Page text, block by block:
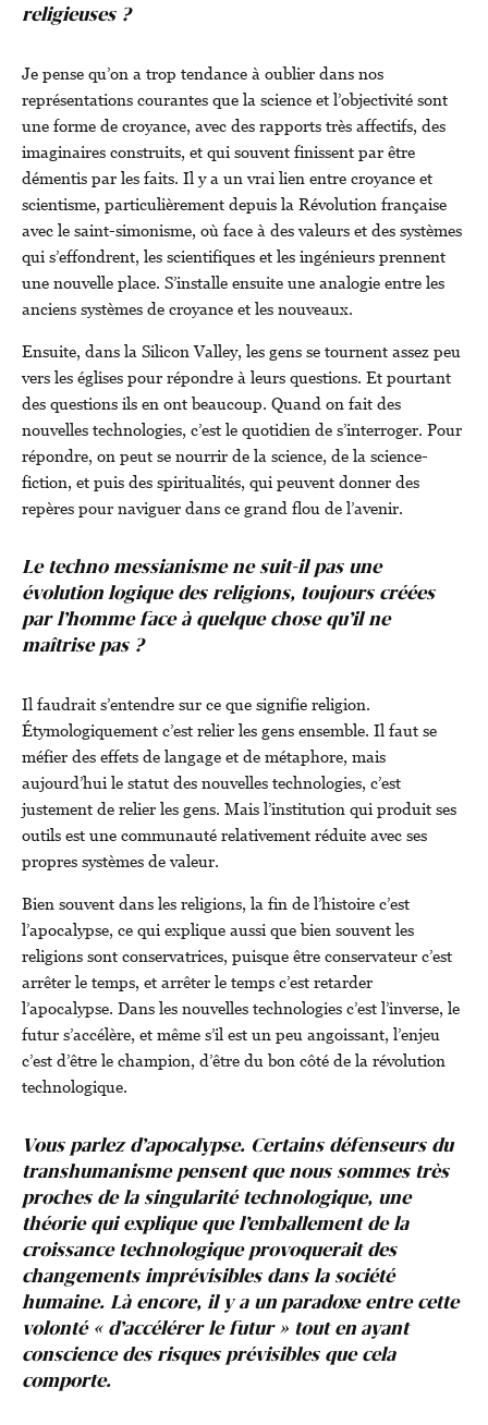
religieuses ?
Je pense qu’on a trop tendance à oublier dans nos
représentations courantes que la science et l’objectivité sont
une forme de croyance, avec des rapports très affectifs, des
imaginaires construits, et qui souvent finissent par être
démentis par les faits. Il y a un vrai lien entre croyance et
scientisme, particulièrement depuis la Révolution française
avec le saint-simonisme, où face à des valeurs et des systèmes
qui s’effondrent, les scientifiques et les ingénieurs prennent
une nouvelle place. S’installe ensuite une analogie entre les
anciens systèmes de croyance et les nouveaux.
Ensuite, dans la Silicon Valley, les gens se tournent assez peu
vers les églises pour répondre à leurs questions. Et pourtant
des questions ils en ont beaucoup. Quand on fait des
nouvelles technologies, c’est le quotidien de s’interroger. Pour
répondre, on peut se nourrir de la science, de la science-
fiction, et puis des spiritualités, qui peuvent donner des
repères pour naviguer dans ce grand flou de l’avenir.
Le techno messianisme ne suit-il pas une
évolution logique des religions, toujours créées
par l’homme face à quelque chose qu’il ne
maîtrise pas ?
Il faudrait s’entendre sur ce que signifie religion.
Étymologiquement c’est relier les gens ensemble. Il faut se
méfier des effets de langage et de métaphore, mais
aujourd’hui le statut des nouvelles technologies, c’est
justement de relier les gens. Mais l’institution qui produit ses
outils est une communauté relativement réduite avec ses
propres systèmes de valeur.
Bien souvent dans les religions, la fin de l’histoire c’est
l’apocalypse, ce qui explique aussi que bien souvent les
religions sont conservatrices, puisque être conservateur c’est
arrêter le temps, et arrêter le temps c’est retarder
l’apocalypse. Dans les nouvelles technologies c’est l’inverse, le
futur s’accélère, et même s’il est un peu angoissant, l’enjeu
c’est d’être le champion, d’être du bon côté de la révolution
technologique.
Vous parlez d’apocalypse. Certains défenseurs du
transhumanisme pensent que nous sommes très
proches de la singularité technologique, une
théorie qui explique que l’emballement de la
croissance technologique provoquerait des
changements imprévisibles dans la société
humaine. Là encore, il y a un paradoxe entre cette
volonté « d’accélérer le futur » tout en ayant
conscience des risques prévisibles que cela
comporte.